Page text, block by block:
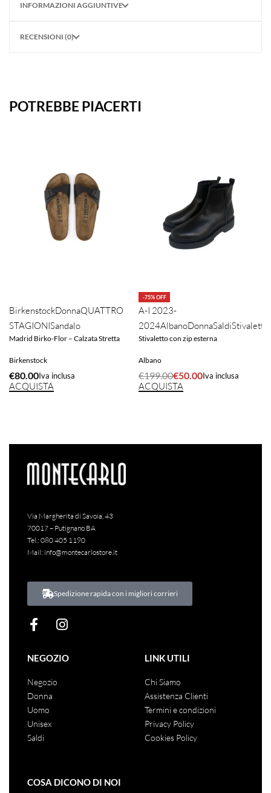
INFORMAZIONI AGGIUNTIVE
RECENSIONI (0)
POTREBBE PIACERTI
BirkenstockDonnaQUATTRO
STAGIONISandalo
Madrid Birko-Flor – Calzata Stretta
Birkenstock
€80.00Iva inclusa
ACQUISTA
-75% OFF
A-I 2023-
2024AlbanoDonnaSaldiStivaletto
Stivaletto con zip esterna
Albano
€199.00€50.00Iva inclusa
ACQUISTA
Via Margherita di Savoia, 43
70017 – Putignano BA
Tel.: 080 405 1190
Mail: info@montecarlostore.it
Spedizione rapida con i migliori corrieri
NEGOZIO
Negozio
Donna
Uomo
Unisex
Saldi
LINK UTILI
Chi Siamo
Assistenza Clienti
Termini e condizioni
Privacy Policy
Cookies Policy
COSA DICONO DI NOI